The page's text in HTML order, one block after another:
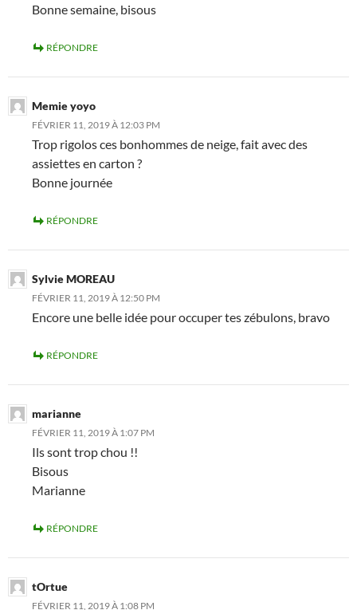
Bonne semaine, bisous
RÉPONDRE
Memie yoyo
FÉVRIER 11, 2019 À 12:03 PM
Trop rigolos ces bonhommes de neige, fait avec des
assiettes en carton ?
Bonne journée
RÉPONDRE
Sylvie MOREAU
FÉVRIER 11, 2019 À 12:50 PM
Encore une belle idée pour occuper tes zébulons, bravo
RÉPONDRE
marianne
FÉVRIER 11, 2019 À 1:07 PM
Ils sont trop chou !!
Bisous
Marianne
RÉPONDRE
tOrtue
FÉVRIER 11, 2019 À 1:08 PM